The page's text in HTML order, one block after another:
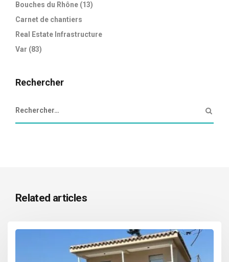
Bouches du Rhône (13)
Carnet de chantiers
Real Estate Infrastructure
Var (83)
Rechercher
Related articles